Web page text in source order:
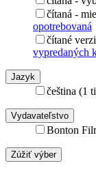
čítaná -
opotrebovaná
čítané
vypredaných
Jazyk
čeština (1
Vydavateľstvo
Bonton
Zúžiť výber